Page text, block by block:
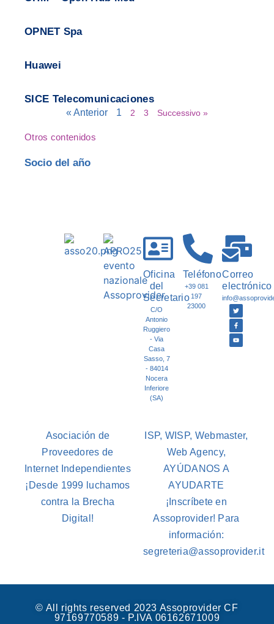
OPNET Spa
Huawei
SICE Telecomunicaciones
« Anterior 1 2 3 Successivo »
Otros contenidos
Socio del año
Oficina
del
Secretario
C/O
Antonio
Ruggiero
- Via
Casa
Sasso, 7
- 84014
Nocera
Inferiore
(SA)
Teléfono
+39 081
197
23000
Correo
electrónico
Asociación de
Proveedores de
Internet Independientes
¡Desde 1999 luchamos
contra la Brecha
Digital!
ISP, WISP, Webmaster,
Web Agency,
AYÚDANOS A
AYUDARTE
¡Inscríbete en
Assoprovider! Para
información:
segreteria@assoprovider.it
© All rights reserved 2023 Assoprovider CF
97169770589 - P.IVA 06162671009